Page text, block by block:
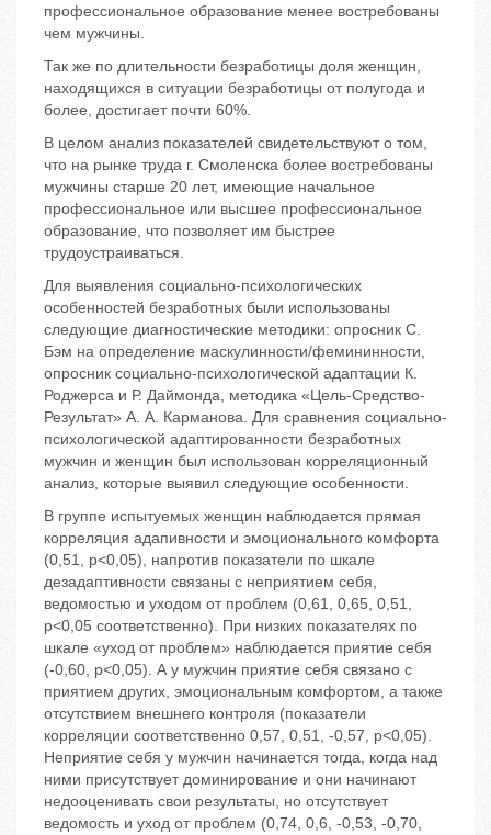
профессиональное образование менее востребованы
чем мужчины.
Так же по длительности безработицы доля женщин,
находящихся в ситуации безработицы от полугода и
более, достигает почти 60%.
В целом анализ показателей свидетельствуют о том,
что на рынке труда г. Смоленска более востребованы
мужчины старше 20 лет, имеющие начальное
профессиональное или высшее профессиональное
образование, что позволяет им быстрее
трудоустраиваться.
Для выявления социально-психологических
особенностей безработных были использованы
следующие диагностические методики: опросник С.
Бэм на определение маскулинности/фемининности,
опросник социально-психологической адаптации К.
Роджерса и Р. Даймонда, методика «Цель-Средство-
Результат» А. А. Карманова. Для сравнения социально-
психологической адаптированности безработных
мужчин и женщин был использован корреляционный
анализ, которые выявил следующие особенности.
В группе испытуемых женщин наблюдается прямая
корреляция адапивности и эмоционального комфорта
(0,51, р<0,05), напротив показатели по шкале
дезадаптивности связаны с неприятием себя,
ведомостью и уходом от проблем (0,61, 0,65, 0,51,
р<0,05 соответственно). При низких показателях по
шкале «уход от проблем» наблюдается приятие себя
(-0,60, р<0,05). А у мужчин приятие себя связано с
приятием других, эмоциональным комфортом, а также
отсутствием внешнего контроля (показатели
корреляции соответственно 0,57, 0,51, -0,57, р<0,05).
Неприятие себя у мужчин начинается тогда, когда над
ними присутствует доминирование и они начинают
недооценивать свои результаты, но отсутствует
ведомость и уход от проблем (0,74, 0,6, -0,53, -0,70,